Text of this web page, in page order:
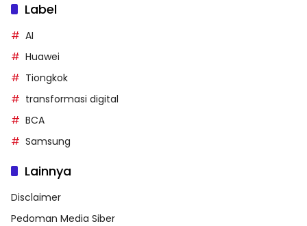
Label
AI
Huawei
Tiongkok
transformasi digital
BCA
Samsung
Lainnya
Disclaimer
Pedoman Media Siber